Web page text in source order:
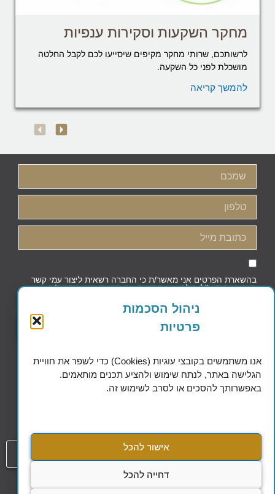
ניהול הסכמות
פרטיות
אנו משתמשים בקובצי עוגיות (Cookies) כדי לשפר את חוויית
הגלישה באתר, לנתח שימוש ולהציע תכנים מותאמים.
באפשרותך להסכים או לסרב לשימוש זה.
אישור להכל
דחייה להכל
מחקר השקעות וסקירות ענפיות
לרשותכם, שרותי מחקר מקיפים שיסייעו לכם לקבל החלטה
מושכלת לפני כל השקעה.
להמשך קריאה
בהשארת הפרטים אני מאשר/ת כי החברה רשאית ליצור עמי קשר
באמצעות דוא"ל, טלפון או הודעות, וכי קראתי ואני מסכים/ה
054-808-1508
עמודהסדרי נגישות